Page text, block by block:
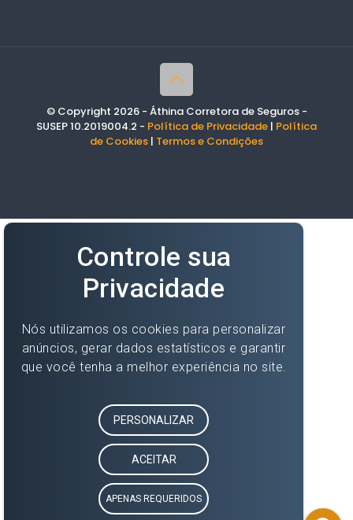
© Copyright 2026 - Áthina Corretora de Seguros -
SUSEP 10.2019004.2 - Política de Privacidade | Política
de Cookies | Termos e Condições